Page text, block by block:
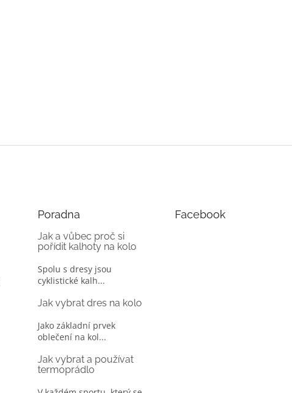
Poradna
Jak a vůbec proč si
pořídit kalhoty na kolo
Spolu s dresy jsou
cyklistické kalh...
Jak vybrat dres na kolo
Jako základní prvek
oblečení na kol...
Jak vybrat a používat
termoprádlo
Facebook